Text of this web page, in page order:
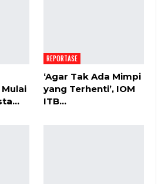
REPORTASE
‘Agar Tak Ada Mimpi
yang Terhenti’, IOM
ITB…